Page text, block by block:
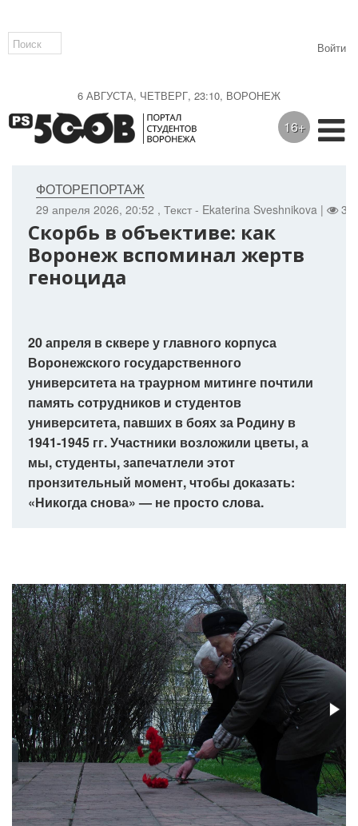
6 АВГУСТА, ЧЕТВЕРГ, 23:10, ВОРОНЕЖ
Войти
16+
29 апреля 2026, 20:52 , Текст - Ekaterina Sveshnikova |
ФОТОРЕПОРТАЖ
Скорбь в объективе: как
Воронеж вспоминал жертв
геноцида
20 апреля в сквере у главного корпуса
Воронежского государственного
университета на траурном митинге почтили
память сотрудников и студентов
университета, павших в боях за Родину в
1941-1945 гг. Участники возложили цветы, а
мы, студенты, запечатлели этот
пронзительный момент, чтобы доказать:
«Никогда снова» — не просто слова.